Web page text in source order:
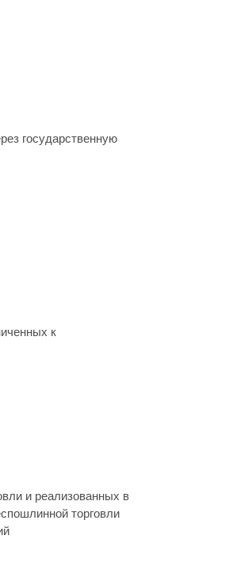
государственную
к
и реализованных в
торговли